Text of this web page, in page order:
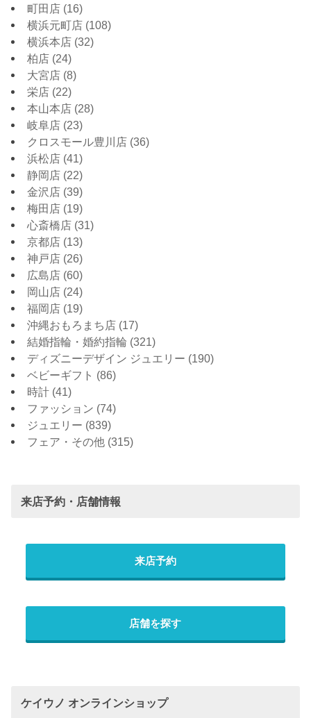
町田店 (16)
横浜元町店 (108)
横浜本店 (32)
柏店 (24)
大宮店 (8)
栄店 (22)
本山本店 (28)
岐阜店 (23)
クロスモール豊川店 (36)
浜松店 (41)
静岡店 (22)
金沢店 (39)
梅田店 (19)
心斎橋店 (31)
京都店 (13)
神戸店 (26)
広島店 (60)
岡山店 (24)
福岡店 (19)
沖縄おもろまち店 (17)
結婚指輪・婚約指輪 (321)
ディズニーデザイン ジュエリー (190)
ベビーギフト (86)
時計 (41)
ファッション (74)
ジュエリー (839)
フェア・その他 (315)
来店予約・店舗情報
来店予約
店舗を探す
ケイウノ オンラインショップ